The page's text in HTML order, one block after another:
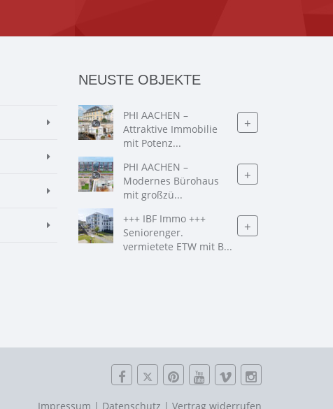
NEUSTE OBJEKTE
PHI AACHEN –
Attraktive Immobilie
mit Potenz...
+
PHI AACHEN –
Modernes Bürohaus
mit großzü...
+
+++ IBF Immo +++
Seniorenger.
vermietete ETW mit B...
+
Impressum | Datenschutz | Vertrag widerrufen